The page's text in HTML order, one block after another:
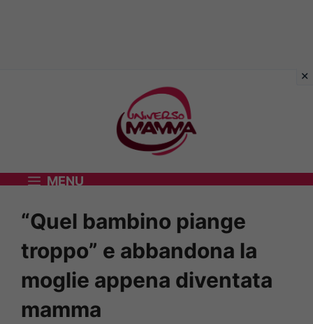
MENU
“Quel bambino piange
troppo” e abbandona la
moglie appena diventata
mamma